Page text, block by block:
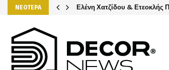
ΝΕΟΤΕΡΑ Ελένη Χατζίδου & Ετεοκλής